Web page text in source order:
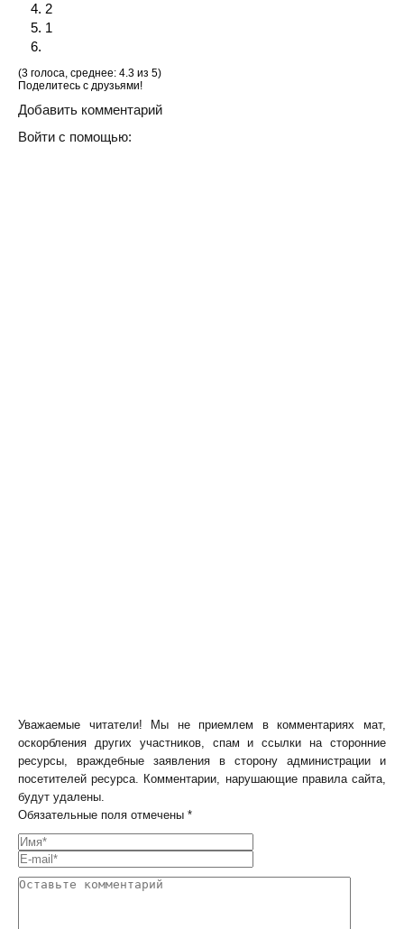
2
1
(3 голоса, среднее: 4.3 из 5)
Поделитесь с друзьями!
Добавить комментарий
Войти с помощью:
Уважаемые читатели! Мы не приемлем в комментариях мат,
оскорбления других участников, спам и ссылки на сторонние
ресурсы, враждебные заявления в сторону администрации и
посетителей ресурса. Комментарии, нарушающие правила сайта,
будут удалены.
Обязательные поля отмечены *